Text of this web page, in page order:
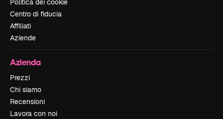
Politica dei cookie
Centro di fiducia
Affiliati
Aziende
Azienda
Prezzi
Chi siamo
Recensioni
Lavora con noi